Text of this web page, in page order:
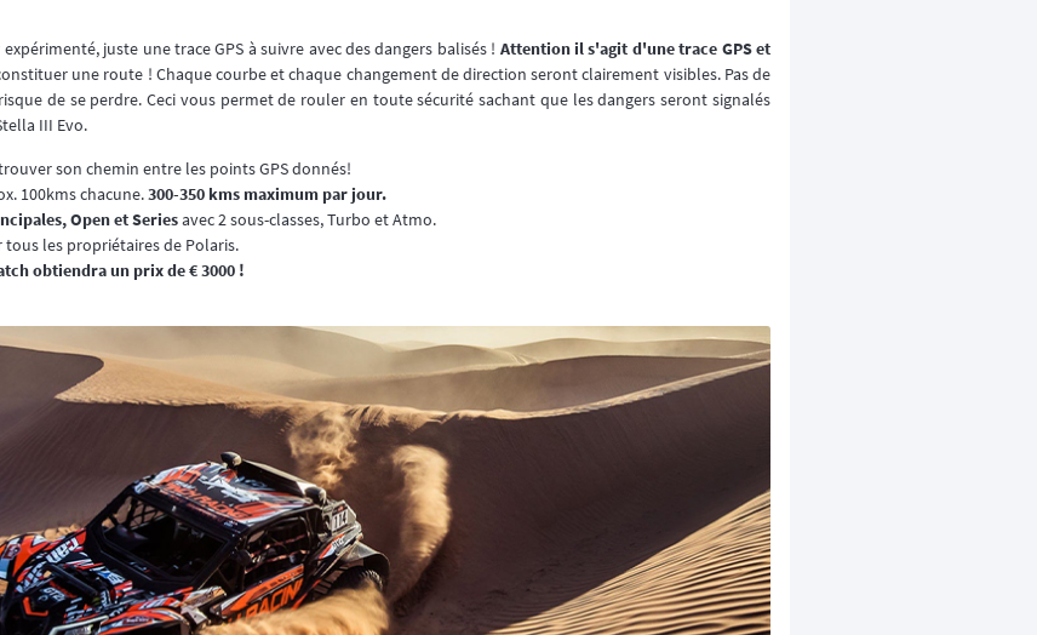
juste une trace GPS à suivre avec des dangers balisés ! Attention il s'agit d'une trace GPS et
une route ! Chaque courbe et chaque changement de direction seront clairement visibles. Pas de
de se perdre. Ceci vous permet de rouler en toute sécurité sachant que les dangers seront signalés
III Evo.
son chemin entre les points GPS donnés!
100kms chacune.300-350 kms maximum par jour.
Open et Seriesavec 2 sous-classes, Turbo et Atmo.
tous les propriétaires de Polaris.
obtiendra un prix de € 3000 !